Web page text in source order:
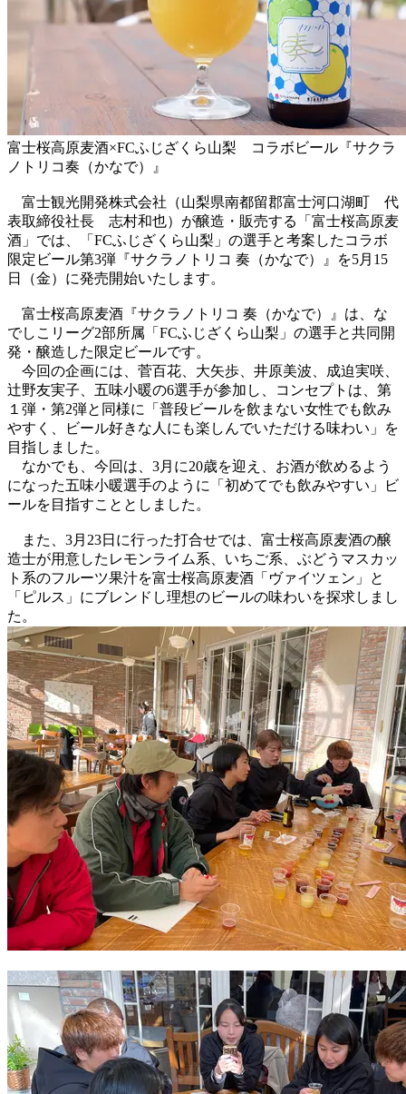
富士桜高原麦酒×FCふじざくら山梨 コラボビール『サクラ
ノトリコ奏（かなで）』
富士観光開発株式会社（山梨県南都留郡富士河口湖町 代
表取締役社長 志村和也）が醸造・販売する「富士桜高原麦
酒」では、「FCふじざくら山梨」の選手と考案したコラボ
限定ビール第3弾『サクラノトリコ 奏（かなで）』を5月15
日（金）に発売開始いたします。
富士桜高原麦酒『サクラノトリコ 奏（かなで）』は、な
でしこリーグ2部所属「FCふじざくら山梨」の選手と共同開
発・醸造した限定ビールです。
今回の企画には、菅百花、大矢歩、井原美波、成迫実咲、
辻野友実子、五味小暖の6選手が参加し、コンセプトは、第
１弾・第2弾と同様に「普段ビールを飲まない女性でも飲み
やすく、ビール好きな人にも楽しんでいただける味わい」を
目指しました。
なかでも、今回は、3月に20歳を迎え、お酒が飲めるよう
になった五味小暖選手のように「初めてでも飲みやすい」ビ
ールを目指すこととしました。
また、3月23日に行った打合せでは、富士桜高原麦酒の醸
造士が用意したレモンライム系、いちご系、ぶどうマスカッ
ト系のフルーツ果汁を富士桜高原麦酒「ヴァイツェン」と
「ピルス」にブレンドし理想のビールの味わいを探求しまし
た。